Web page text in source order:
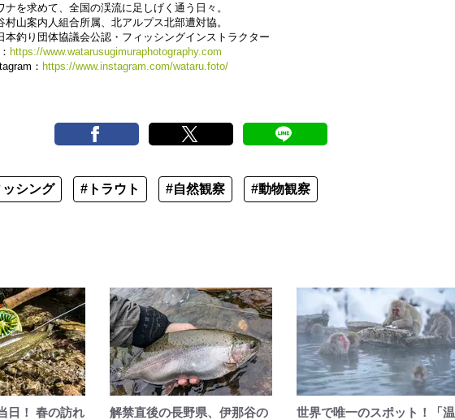
ナを求めて、全国の渓流に足しげく通う日々。
村山案内人組合所属、北アルプス北部遭対協。
本釣り団体協議会公認・フィッシングインストラクター
https://www.watarusugimuraphotography.com
： https://www.instagram.com/wataru.foto/
シング #トラウト #自然観察 #動物観察
日！ 春の訪れ
解禁直後の長野県、伊那谷の
世界で唯一のスポット！「温